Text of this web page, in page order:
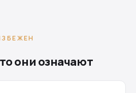
они означают